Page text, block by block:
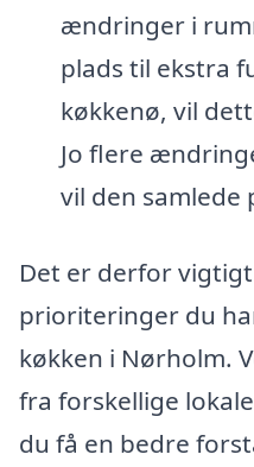
ændringer i
plads til ekstra
køkkenø, vil
Jo flere
vil den
Det er derfor
prioriteringer du
køkken i Nørholm.
fra forskellige
du få en bedre